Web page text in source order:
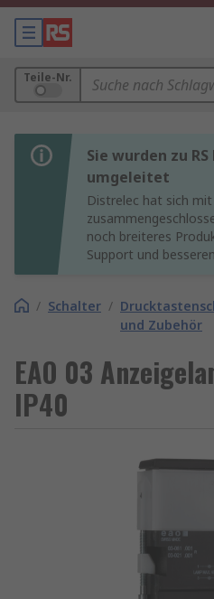
Teile-Nr.
Sie wurden zu
umgeleitet
Distrelec hat sich mit
noch breiteres
Support und
/ Schalter /
und Zubehör
EAO 03
IP40